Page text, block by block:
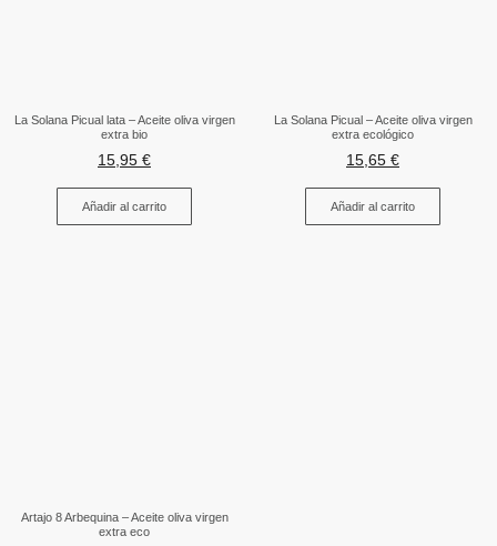
La Solana Picual lata – Aceite oliva virgen
extra bio
15,95 €
Añadir al carrito
La Solana Picual – Aceite oliva virgen
extra ecológico
15,65 €
Añadir al carrito
Artajo 8 Arbequina – Aceite oliva virgen
extra eco